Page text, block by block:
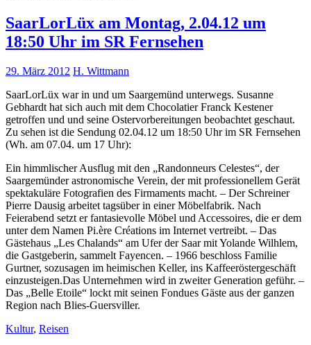
SaarLorLüx am Montag, 2.04.12 um
18:50 Uhr im SR Fernsehen
29. März 2012 H. Wittmann
SaarLorLüx war in und um Saargemünd unterwegs. Susanne
Gebhardt hat sich auch mit dem Chocolatier Franck Kestener
getroffen und und seine Ostervorbereitungen beobachtet geschaut.
Zu sehen ist die Sendung 02.04.12 um 18:50 Uhr im SR Fernsehen
(Wh. am 07.04. um 17 Uhr):
Ein himmlischer Ausflug mit den „Randonneurs Celestes“, der
Saargemünder astronomische Verein, der mit professionellem Gerät
spektakuläre Fotografien des Firmaments macht. – Der Schreiner
Pierre Dausig arbeitet tagsüber in einer Möbelfabrik. Nach
Feierabend setzt er fantasievolle Möbel und Accessoires, die er dem
unter dem Namen Pi.ère Créations im Internet vertreibt. – Das
Gästehaus „Les Chalands“ am Ufer der Saar mit Yolande Wilhlem,
die Gastgeberin, sammelt Fayencen. – 1966 beschloss Familie
Gurtner, sozusagen im heimischen Keller, ins Kaffeeröstergeschäft
einzusteigen.Das Unternehmen wird in zweiter Generation geführ. –
Das „Belle Etoile“ lockt mit seinen Fondues Gäste aus der ganzen
Region nach Blies-Guersviller.
Kultur, Reisen